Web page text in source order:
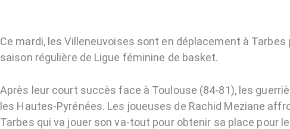
Ce mardi, les Villeneuvoises sont en déplacement à Tarbes
saison régulière de Ligue féminine de basket.
Après leur court succès face à Toulouse (84-81), les
les Hautes-Pyrénées. Les joueuses de Rachid Meziane
Tarbes qui va jouer son va-tout pour obtenir sa place pour